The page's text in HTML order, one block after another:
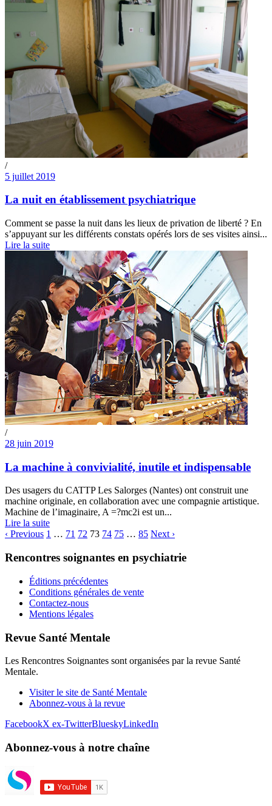
/
5 juillet 2019
La nuit en établissement psychiatrique
Comment se passe la nuit dans les lieux de privation de liberté ? En
s’appuyant sur les différents constats opérés lors de ses visites ainsi...
Lire la suite
/
28 juin 2019
La machine à convivialité, inutile et indispensable
Des usagers du CATTP Les Salorges (Nantes) ont construit une
machine originale, en collaboration avec une compagnie artistique.
Machine de l’imaginaire, A =?mc2i est un...
Lire la suite
‹ Previous 1 … 71 72 73 74 75 … 85 Next ›
Rencontres soignantes en psychiatrie
Éditions précédentes
Conditions générales de vente
Contactez-nous
Mentions légales
Revue Santé Mentale
Les Rencontres Soignantes sont organisées par la revue Santé
Mentale.
Visiter le site de Santé Mentale
Abonnez-vous à la revue
FacebookX ex-TwitterBlueskyLinkedIn
Abonnez-vous à notre chaîne